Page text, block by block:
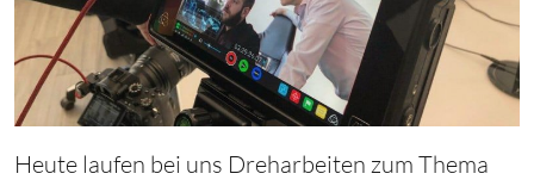
Heute laufen bei uns Dreharbeiten zum Thema